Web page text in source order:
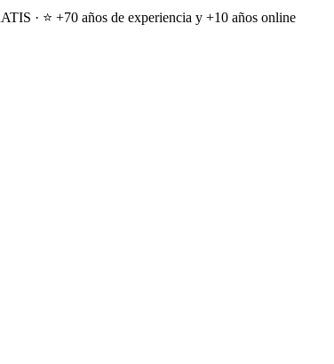
· ⭐ +70 años de experiencia y +10 años online